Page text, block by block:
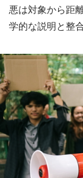
悪は対象から距
学的な説明と整